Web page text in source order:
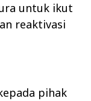
untuk ikut
reaktivasi
pihak